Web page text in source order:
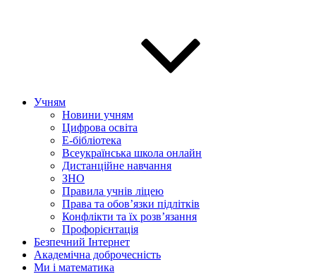
Учням
Новини учням
Цифрова освіта
E-бібліотека
Всеукраїнська школа онлайн
Дистанційне навчання
ЗНО
Правила учнів ліцею
Права та обов’язки підлітків
Конфлікти та їх розв’язання
Профорієнтація
Безпечний Інтернет
Академічна доброчесність
Ми і математика